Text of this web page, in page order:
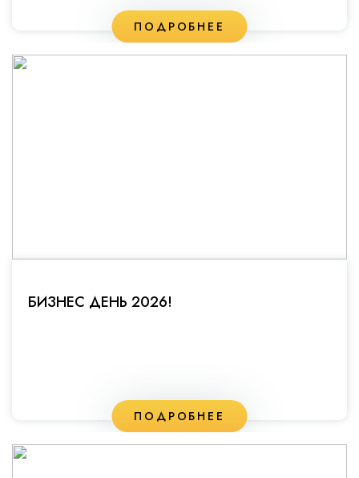
ПОДРОБНЕЕ
БИЗНЕС ДЕНЬ 2026!
ПОДРОБНЕЕ